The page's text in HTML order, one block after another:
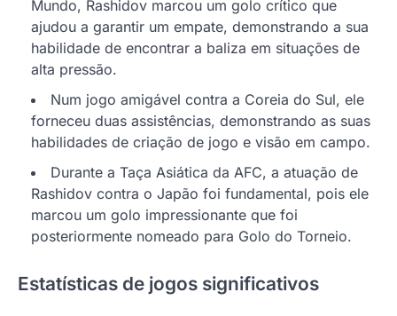
Mundo, Rashidov marcou um golo crítico que
ajudou a garantir um empate, demonstrando a sua
habilidade de encontrar a baliza em situações de
alta pressão.
Num jogo amigável contra a Coreia do Sul, ele
forneceu duas assistências, demonstrando as suas
habilidades de criação de jogo e visão em campo.
Durante a Taça Asiática da AFC, a atuação de
Rashidov contra o Japão foi fundamental, pois ele
marcou um golo impressionante que foi
posteriormente nomeado para Golo do Torneio.
Estatísticas de jogos significativos